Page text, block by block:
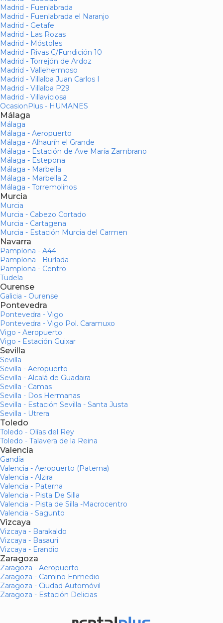
Madrid - Fuenlabrada
Madrid - Fuenlabrada el Naranjo
Madrid - Getafe
Madrid - Las Rozas
Madrid - Móstoles
Madrid - Rivas C/Fundición 10
Madrid - Torrejón de Ardoz
Madrid - Vallehermoso
Madrid - Villalba Juan Carlos I
Madrid - Villalba P29
Madrid - Villaviciosa
OcasionPlus - HUMANES
Málaga
Málaga
Málaga - Aeropuerto
Málaga - Alhaurín el Grande
Málaga - Estación de Ave María Zambrano
Málaga - Estepona
Málaga - Marbella
Málaga - Marbella 2
Málaga - Torremolinos
Murcia
Murcia
Murcia - Cabezo Cortado
Murcia - Cartagena
Murcia - Estación Murcia del Carmen
Navarra
Pamplona - A44
Pamplona - Burlada
Pamplona - Centro
Tudela
Ourense
Galicia - Ourense
Pontevedra
Pontevedra - Vigo
Pontevedra - Vigo Pol. Caramuxo
Vigo - Aeropuerto
Vigo - Estación Guixar
Sevilla
Sevilla
Sevilla - Aeropuerto
Sevilla - Alcalá de Guadaira
Sevilla - Camas
Sevilla - Dos Hermanas
Sevilla - Estación Sevilla - Santa Justa
Sevilla - Utrera
Toledo
Toledo - Olías del Rey
Toledo - Talavera de la Reina
Valencia
Gandía
Valencia - Aeropuerto (Paterna)
Valencia - Alzira
Valencia - Paterna
Valencia - Pista De Silla
Valencia - Pista de Silla -Macrocentro
Valencia - Sagunto
Vizcaya
Vizcaya - Barakaldo
Vizcaya - Basauri
Vizcaya - Erandio
Zaragoza
Zaragoza - Aeropuerto
Zaragoza - Camino Enmedio
Zaragoza - Ciudad Automóvil
Zaragoza - Estación Delicias